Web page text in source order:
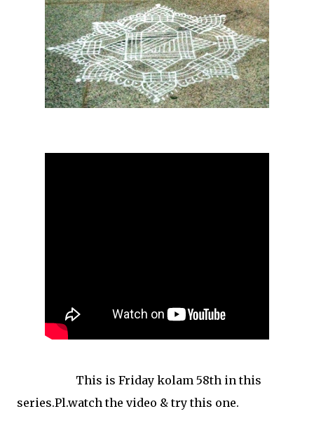
This is Friday kolam 58th in this
series.Pl.watch the video & try this one.